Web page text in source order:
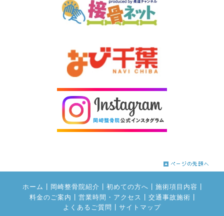
ホーム 岡崎整骨院紹介 初めての方へ 施術項目内容
料金のご案内
営業時間・アクセス 交通事故施術
よくあるご質問
サイトマップ